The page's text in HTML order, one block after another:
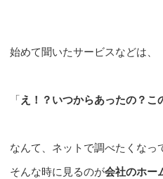
始めて聞いたサービスなどは、
「え！？いつからあったの？こ
なんて、ネットで調べたくなっ
そんな時に見るのが会社のホー